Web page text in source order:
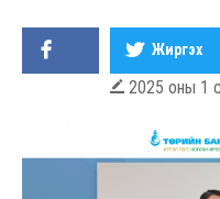
Жиргэх
 2025 оны 1